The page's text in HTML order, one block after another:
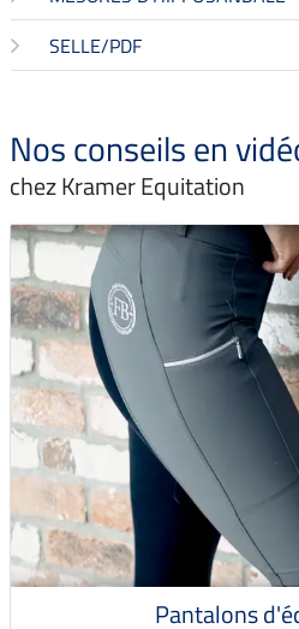
SELLE/PDF
Nos conseils en
chez Kramer Equitation
Pantalons